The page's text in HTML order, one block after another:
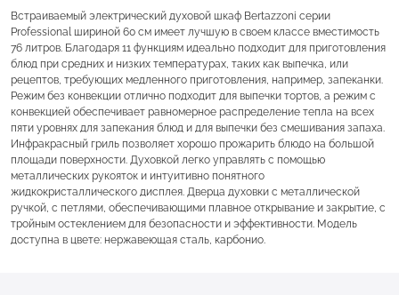
Встраиваемый электрический духовой шкаф Bertazzoni серии
Professional шириной 60 см имеет лучшую в своем классе вместимость
76 литров. Благодаря 11 функциям идеально подходит для приготовления
блюд при средних и низких температурах, таких как выпечка, или
рецептов, требующих медленного приготовления, например, запеканки.
Режим без конвекции отлично подходит для выпечки тортов, а режим с
конвекцией обеспечивает равномерное распределение тепла на всех
пяти уровнях для запекания блюд и для выпечки без смешивания запаха.
Инфракрасный гриль позволяет хорошо прожарить блюдо на большой
площади поверхности. Духовкой легко управлять с помощью
металлических рукояток и интуитивно понятного
жидкокристаллического дисплея. Дверца духовки с металлической
ручкой, с петлями, обеспечивающими плавное открывание и закрытие, с
тройным остеклением для безопасности и эффективности. Модель
доступна в цвете: нержавеющая сталь, карбонио.